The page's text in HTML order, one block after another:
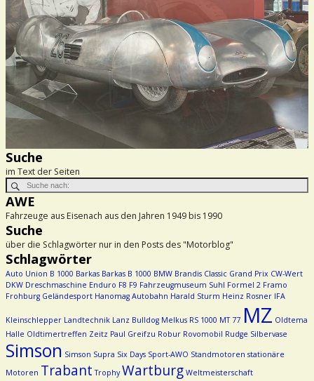
Suche
im Text der Seiten
AWE
Fahrzeuge aus Eisenach aus den Jahren 1949 bis 1990
Suche
über die Schlagwörter nur in den Posts des "Motorblog"
Schlagwörter
Auto Union B 1000 Barkas Barkas B 1000 BMW Brandis Classic Grand Prix CW-Wert
DKW Dreschmaschine Enduro F8 F9 Fahrzeugmuseum Suhl Formel 2 Framo
Frohburg Geländesport Hanomag Autobahn Harald Sturm Heinz Rosner IFA
Kleinschlepper Landtechnik Lanz Bulldog Melkus RS 1000 MT 77 MZ Oldtema
Halle Oldtimertreffen Zeitz Paul Greifzu Robur Rovomobil Rudge Silbervase
Simson Simson Supra Six Days Sport-AWO Standmotoren stationäre
Motoren Trabant Trophy Wartburg Weltmeisterschaft